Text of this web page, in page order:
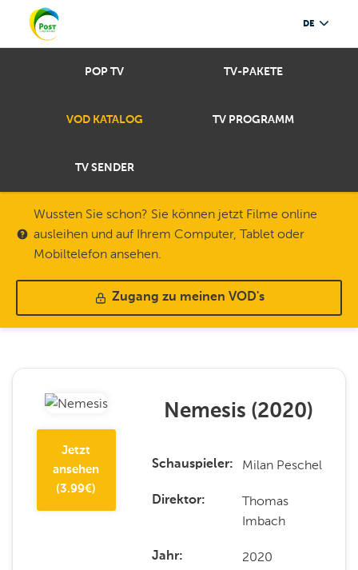
DE
POP TV TV-PAKETE
VOD KATALOG TV PROGRAMM
TV SENDER
Wussten Sie schon? Sie können jetzt Filme online
ausleihen und auf Ihrem Computer, Tablet oder
Mobiltelefon ansehen.
Zugang zu meinen VOD's
Jetzt
ansehen
(3.99€)
Nemesis (2020)
Schauspieler Milan Peschel
Direktor
Thomas
Imbach
Jahr 2020